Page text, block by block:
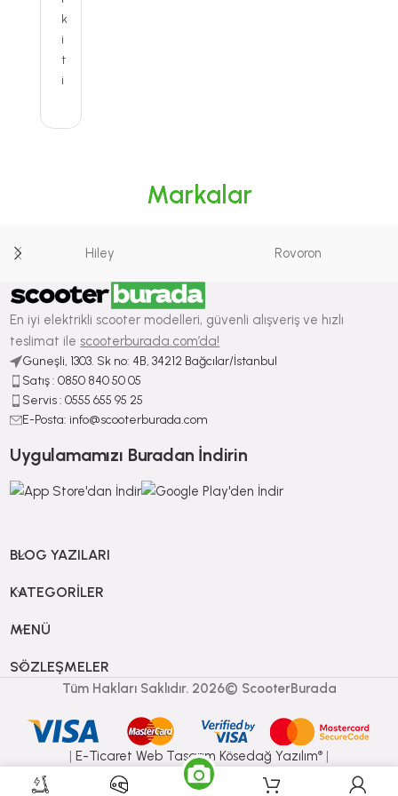
k
i
t
i
Markalar
Hiley Rovoron
En iyi elektrikli scooter modelleri, güvenli alışveriş ve hızlı
teslimat ile scooterburada.com’da!
Güneşli, 1303. Sk no: 4B, 34212 Bağcılar/İstanbul
Satış : ⁠0850 840 50 05
Servis : 0555 655 95 25
E-Posta: info@scooterburada.com
Uygulamamızı Buradan İndirin
BLOG YAZILARI
KATEGORILER
MENÜ
SÖZLEŞMELER
Tüm Hakları Saklıdır. 2026© ScooterBurada
| E-Ticaret Web Tasarım Kösedağ Yazılım® |